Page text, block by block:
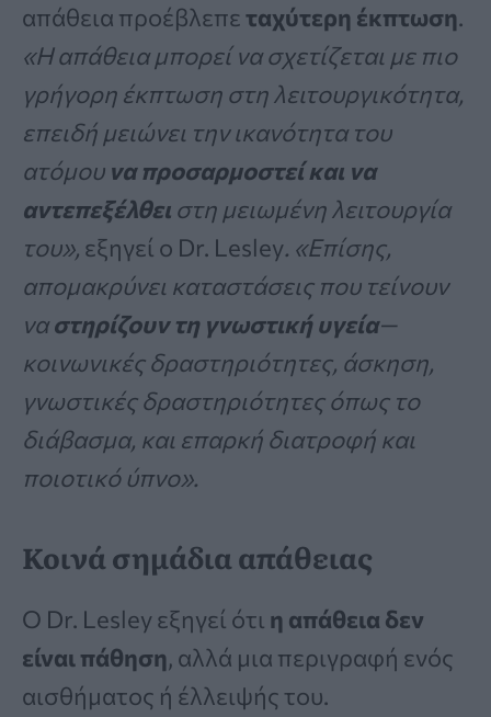
απάθεια προέβλεπεταχύτερη έκπτωση.
«Η απάθεια μπορεί να σχετίζεται με πιο
γρήγορη έκπτωση στη λειτουργικότητα,
επειδή μειώνει την ικανότητα του
ατόμου να προσαρμοστεί και να
αντεπεξέλθει στη μειωμένη λειτουργία
του», εξηγεί ο Dr. Lesley. «Επίσης,
απομακρύνει καταστάσεις που τείνουν
ναστηρίζουν τη γνωστική υγεία—
κοινωνικές δραστηριότητες, άσκηση,
γνωστικές δραστηριότητες όπως το
διάβασμα, και επαρκή διατροφή και
ποιοτικό ύπνο».
Κοινά σημάδια απάθειας
Ο Dr. Lesley εξηγεί ότι η απάθεια δεν
είναι πάθηση, αλλά μια περιγραφή ενός
αισθήματος ή έλλειψής του.